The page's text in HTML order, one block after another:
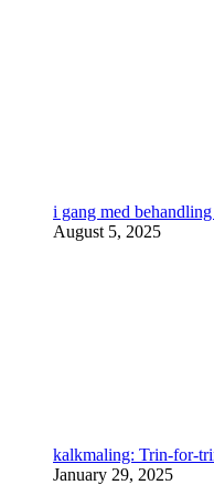
i gang med
August 5, 2025
kalkmaling: Trin-for-
January 29, 2025